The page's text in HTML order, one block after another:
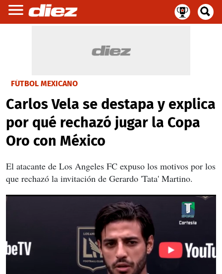
FÚTBOL MEXICANO
Carlos Vela se destapa y explica
por qué rechazó jugar la Copa
Oro con México
El atacante de Los Angeles FC expuso los motivos por los
que rechazó la invitación de Gerardo 'Tata' Martino.